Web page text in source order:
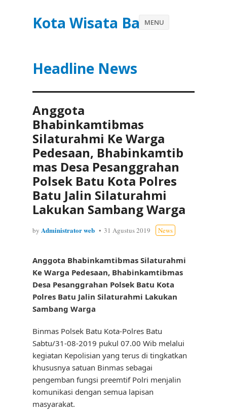
Kota Wisata Batu
Headline News
MENU
Anggota
Bhabinkamtibmas
Silaturahmi Ke Warga
Pedesaan, Bhabinkamtib
mas Desa Pesanggrahan
Polsek Batu Kota Polres
Batu Jalin Silaturahmi
Lakukan Sambang Warga
by Administrator web 31 Agustus 2019 News
Anggota Bhabinkamtibmas Silaturahmi
Ke Warga Pedesaan, Bhabinkamtibmas
Desa Pesanggrahan Polsek Batu Kota
Polres Batu Jalin Silaturahmi Lakukan
Sambang Warga
Binmas Polsek Batu Kota-Polres Batu
Sabtu/31-08-2019 pukul 07.00 Wib melalui
kegiatan Kepolisian yang terus di tingkatkan
khususnya satuan Binmas sebagai
pengemban fungsi preemtif Polri menjalin
komunikasi dengan semua lapisan
masyarakat.